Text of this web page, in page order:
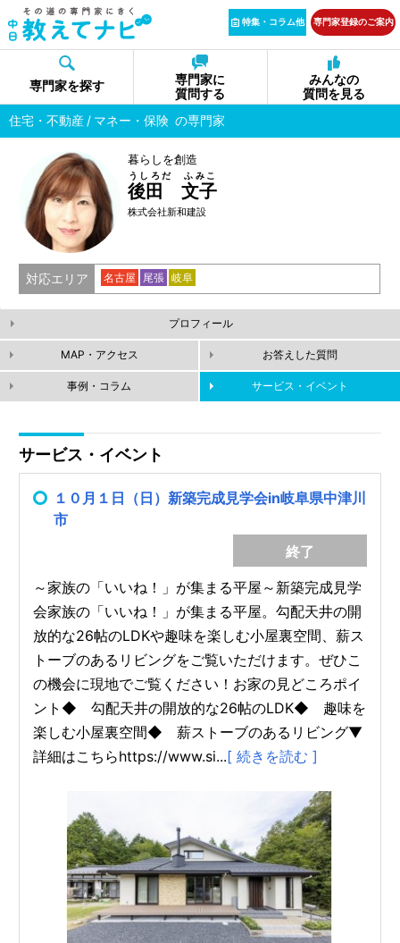
特集・コラム他 専門家登録のご案内
専門家を探す
専門家に
質問する
みんなの
質問を見る
住宅・不動産
マネー・保険 の専門家
暮らしを創造
後田 文子
うしろだ ふみこ
株式会社新和建設
対応エリア 名古屋 尾張 岐阜
プロフィール
MAP・アクセス お答えした質問
事例・コラム サービス・イベント
サービス・イベント
１０月１日（日）新築完成見学会in岐阜県中津川
市
終了
～家族の「いいね！」が集まる平屋～新築完成見学
会家族の「いいね！」が集まる平屋。勾配天井の開
放的な26帖のLDKや趣味を楽しむ小屋裏空間、薪ス
トーブのあるリビングをご覧いただけます。ぜひこ
の機会に現地でご覧ください！お家の見どころポイ
ント◆ 勾配天井の開放的な26帖のLDK◆ 趣味を
楽しむ小屋裏空間◆ 薪ストーブのあるリビング▼
詳細はこちらhttps://www.si...[ 続きを読む ]